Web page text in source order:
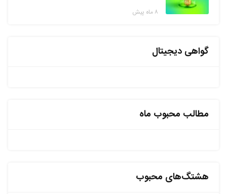
۸ ماه پیش
گواهی دیجیتال
مطالب محبوب ماه
هشتگ‌های محبوب